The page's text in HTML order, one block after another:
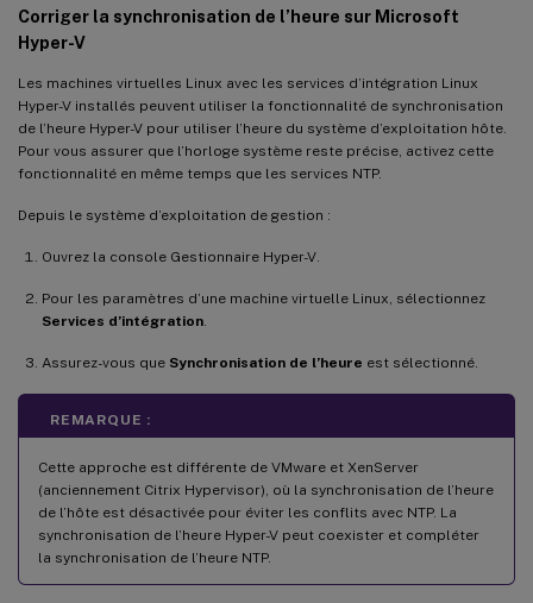
Corriger la synchronisation de l’heure sur Microsoft
Hyper-V
Les machines virtuelles Linux avec les services d’intégration Linux
Hyper-V installés peuvent utiliser la fonctionnalité de synchronisation
de l’heure Hyper-V pour utiliser l’heure du système d’exploitation hôte.
Pour vous assurer que l’horloge système reste précise, activez cette
fonctionnalité en même temps que les services NTP.
Depuis le système d’exploitation de gestion :
Ouvrez la console Gestionnaire Hyper-V.
Pour les paramètres d’une machine virtuelle Linux, sélectionnez
Services d’intégration
Assurez-vous que Synchronisation de l’heure est sélectionné.
REMARQUE :
Cette approche est différente de VMware et XenServer
(anciennement Citrix Hypervisor), où la synchronisation de l’heure
de l’hôte est désactivée pour éviter les conflits avec NTP. La
synchronisation de l’heure Hyper-V peut coexister et compléter
la synchronisation de l’heure NTP.